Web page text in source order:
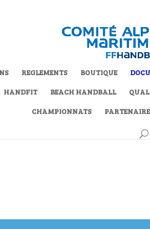
REGLEMENTS BOUTIQUE
HANDFIT BEACH HANDBALL
CHAMPIONNATS